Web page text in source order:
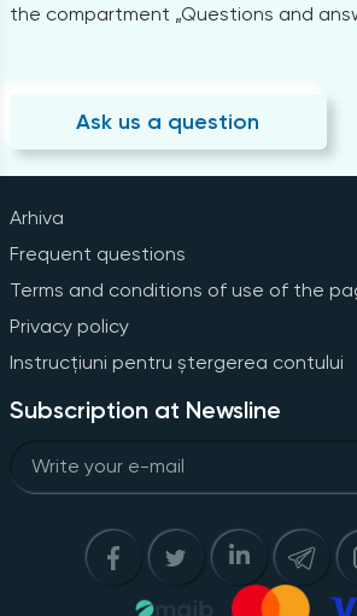
the compartment „Questions and
Ask us a question
Arhiva
Frequent questions
Terms and conditions of use of the
Privacy policy
Instrucțiuni pentru ștergerea contului
Subscription at Newsline